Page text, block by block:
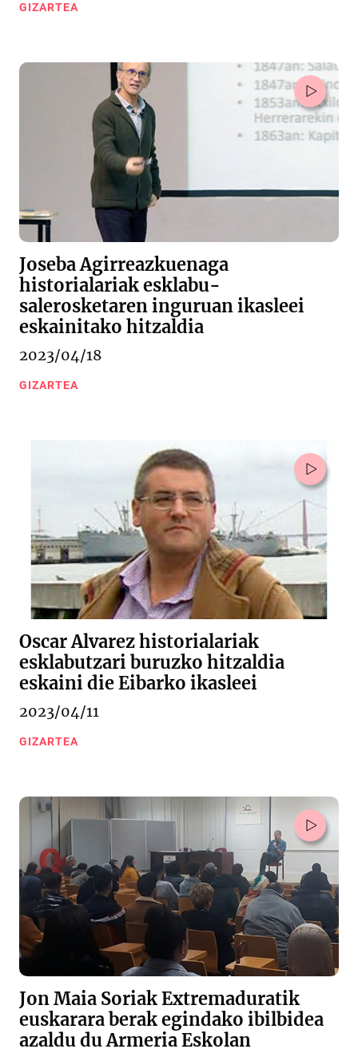
GIZARTEA
Joseba Agirreazkuenaga
historialariak esklabu-
salerosketaren inguruan ikasleei
eskainitako hitzaldia
2023/04/18
GIZARTEA
Oscar Alvarez historialariak
esklabutzari buruzko hitzaldia
eskaini die Eibarko ikasleei
2023/04/11
GIZARTEA
Jon Maia Soriak Extremaduratik
euskarara berak egindako ibilbidea
azaldu du Armeria Eskolan